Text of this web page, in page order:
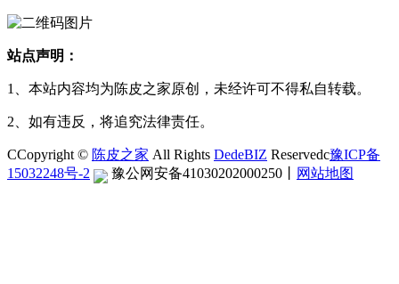
站点声明：
1、本站内容均为陈皮之家原创，未经许可不得私自转载。
2、如有违反，将追究法律责任。
CCopyright © 陈皮之家 All Rights DedeBIZ Reservedc豫ICP备
15032248号-2
豫公网安备41030202000250 网站地图